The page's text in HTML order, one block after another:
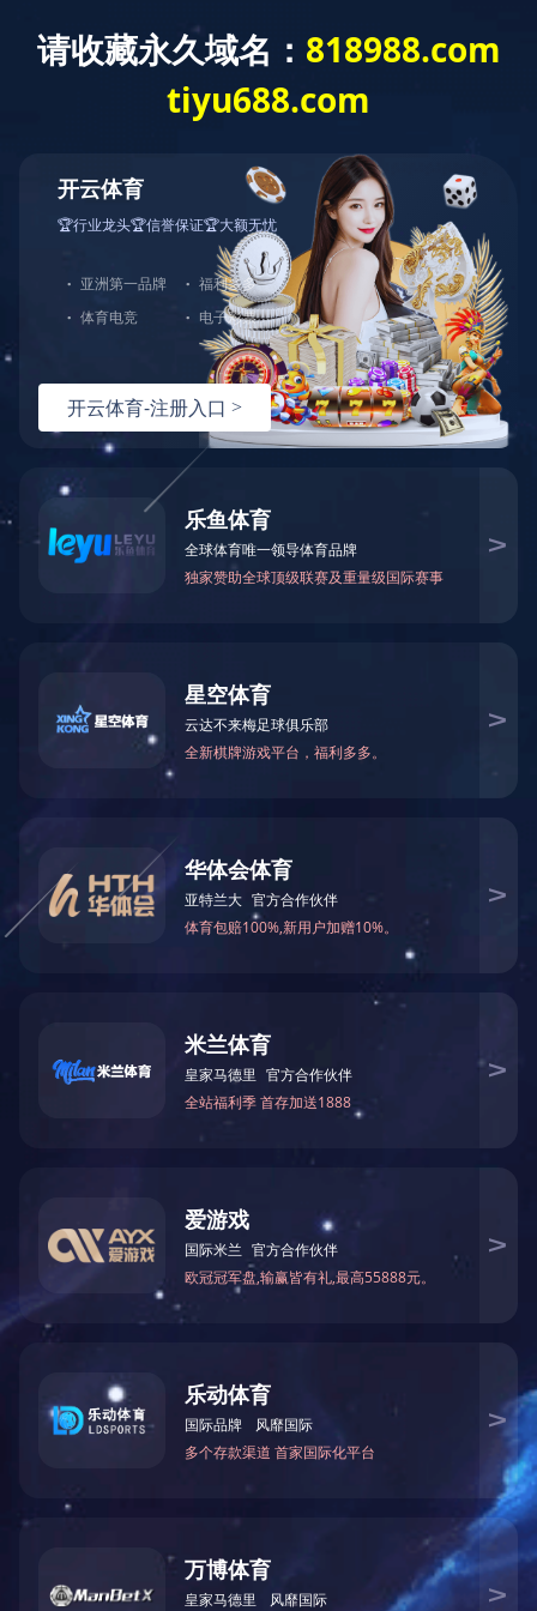
日语版
锅壳
本司将致力于不断的改进产品生产工艺和品质，并且不断的发展新
前进。
以“真诚、务实、优质、高效”为企业宗旨，竭诚为各界人士服务。
地 址：凌海大有临海经济产业区曙光路南侧中央大街东侧
客服热线：0416-3885266